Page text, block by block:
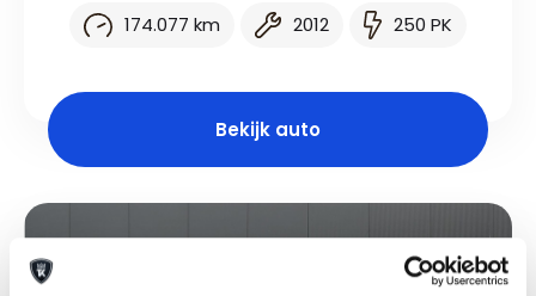
174.077 km 2012 250 PK
Bekijk auto